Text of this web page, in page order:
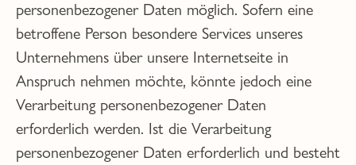
personenbezogener Daten möglich. Sofern eine
betroffene Person besondere Services unseres
Unternehmens über unsere Internetseite in
Anspruch nehmen möchte, könnte jedoch eine
Verarbeitung personenbezogener Daten
erforderlich werden. Ist die Verarbeitung
personenbezogener Daten erforderlich und besteht